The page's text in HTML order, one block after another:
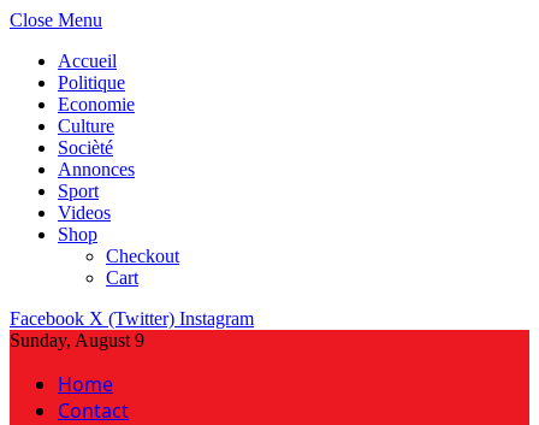
Close Menu
Accueil
Politique
Economie
Culture
Socièté
Annonces
Sport
Videos
Shop
Checkout
Cart
Facebook X (Twitter) Instagram
Sunday, August 9
Home
Contact